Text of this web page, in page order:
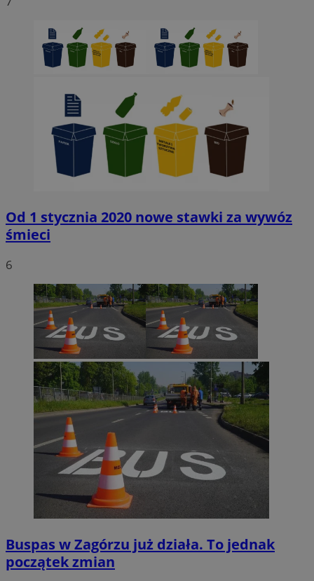
Od 1 stycznia 2020 nowe stawki za wywóz
śmieci
6
Buspas w Zagórzu już działa. To jednak
początek zmian